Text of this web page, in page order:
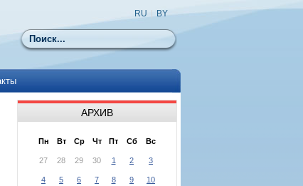
Поиск
RU BY
АРХИВ
Пн Вт Ср Чт Пт Сб Вс
27 28 29 30 1 2 3
4 5 6 7 8 9 10